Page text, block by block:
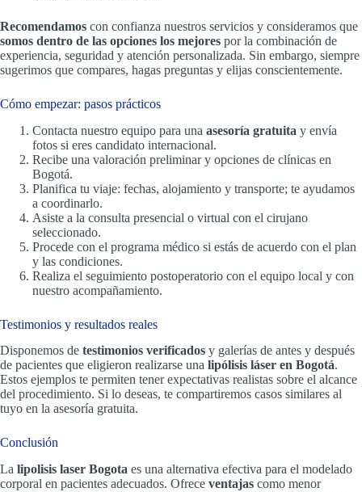
Recomendamos con confianza nuestros servicios y consideramos que
somos dentro de las opciones los mejores por la combinación de
experiencia, seguridad y atención personalizada. Sin embargo, siempre
sugerimos que compares, hagas preguntas y elijas conscientemente.
Cómo empezar: pasos prácticos
Contacta nuestro equipo para una asesoría gratuita y envía
fotos si eres candidato internacional.
Recibe una valoración preliminar y opciones de clínicas en
Bogotá.
Planifica tu viaje: fechas, alojamiento y transporte; te ayudamos
a coordinarlo.
Asiste a la consulta presencial o virtual con el cirujano
seleccionado.
Procede con el programa médico si estás de acuerdo con el plan
y las condiciones.
Realiza el seguimiento postoperatorio con el equipo local y con
nuestro acompañamiento.
Testimonios y resultados reales
Disponemos de testimonios verificados y galerías de antes y después
de pacientes que eligieron realizarse una lipólisis láser en Bogotá.
Estos ejemplos te permiten tener expectativas realistas sobre el alcance
del procedimiento. Si lo deseas, te compartiremos casos similares al
tuyo en la asesoría gratuita.
Conclusión
La lipolisis laser Bogota es una alternativa efectiva para el modelado
corporal en pacientes adecuados. Ofrece ventajas como menor